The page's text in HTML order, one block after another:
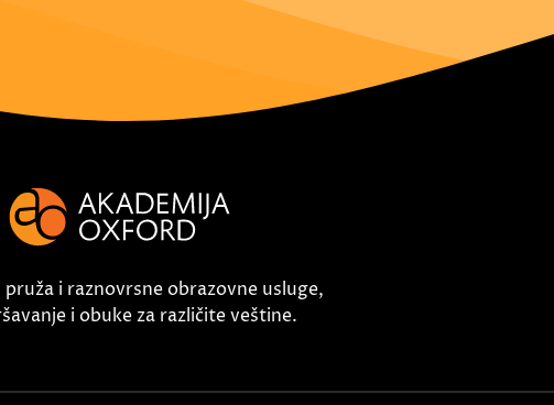
i raznovrsne obrazovne usluge,
i obuke za različite veštine.